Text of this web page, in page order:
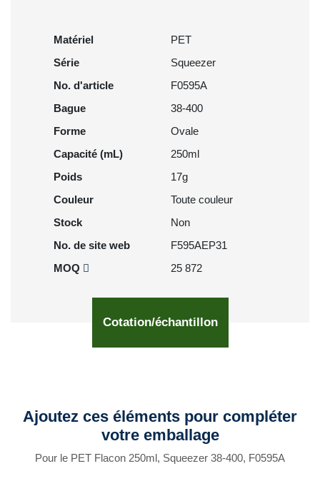
Matériel
PET
Série
Squeezer
No. d'article
F0595A
Bague
38-400
Forme
Ovale
Capacité (mL)
250ml
Poids
17g
Couleur
Toute couleur
Stock
Non
No. de site web
F595AEP31
MOQ
25 872
Cotation/échantillon
Ajoutez ces éléments pour compléter
votre emballage
Pour le PET Flacon 250ml, Squeezer 38-400, F0595A